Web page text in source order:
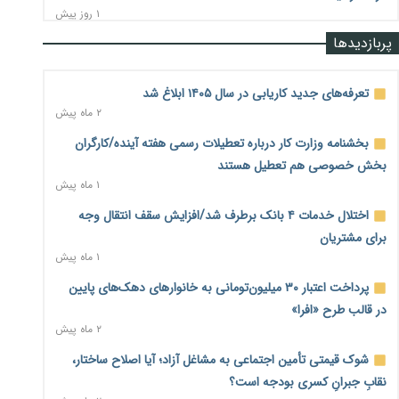
۱ روز پیش
رشد ۷۵ هزار میلیاردی بازار خرید اعتباری؛ فین‌تک‌ها وارد میدان
۱ روز پیش
آغاز اجرای پایلوت «ردا کارت» برای دانشجویان تحصیلات تکمیلی
۱ روز پیش
محدودیت تازه برای شبکه بانکی؛ افزایش سپرده قانونی با هدف
کنترل تورم
۱ روز پیش
ترمز تولید خودرو کشیده شد؛ افت ۲۵ درصدی تیراژ ایران‌خودرو،
سایپا و پارس‌خودرو
۱ روز پیش
بنگاه‌داری بانک‌ها؛ مانع بزرگ خانه‌دار شدن مستأجران
پربازدیدها
تعرفه‌های جدید کاریابی در سال ۱۴۰۵ ابلاغ شد
۲ ماه پیش
بخشنامه وزارت کار درباره تعطیلات رسمی هفته آینده/کارگران
بخش خصوصی هم تعطیل هستند
۱ ماه پیش
اختلال خدمات ۴ بانک برطرف شد/افزایش سقف انتقال وجه
برای مشتریان
۱ ماه پیش
پرداخت اعتبار ۳۰ میلیون‌تومانی به خانوارهای دهک‌های پایین
در قالب طرح «افرا»
۲ ماه پیش
شوک قیمتی تأمین اجتماعی به مشاغل آزاد؛ آیا اصلاح ساختار،
نقابِ جبرانِ کسری بودجه است؟